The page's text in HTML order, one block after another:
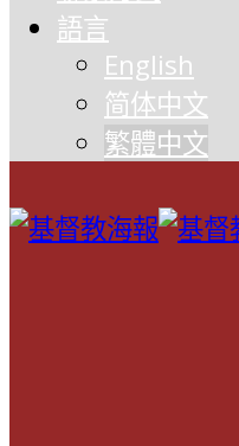
語言
English
简体中文
繁體中文